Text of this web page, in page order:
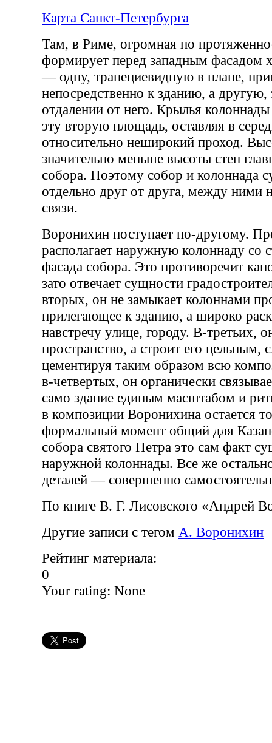
Карта Санкт-Петербурга
Там, в Риме, огромная по
формирует перед западным фасадом
— одну, трапециевидную в плане,
непосредственно к зданию, а
отдалении от него. Крылья
эту вторую площадь, оставляя в
относительно неширокий проход.
значительно меньше высоты стен
собора. Поэтому собор и колоннада
отдельно друг от друга, между ними
связи.
Воронихин поступает по-другому.
располагает наружную колоннаду со
фасада собора. Это противоречит
зато отвечает сущности
вторых, он не замыкает колоннами
прилегающее к зданию, а широко
навстречу улице, городу. В-третьих,
пространство, а строит его цельным,
цементируя таким образом всю
в-четвертых, он органически
само здание единым масштабом и
в композиции Воронихина остается
формальный момент общий для
собора святого Петра это сам факт
наружной колоннады. Все же
деталей — совершенно
По книге В. Г. Лисовского «Андрей
Другие записи с тегом А. Воронихин
Рейтинг материала:
0
Your rating: None